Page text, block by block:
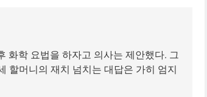
화학 요법을 하자고 의사는 제안했다. 그
할머니의 재치 넘치는 대답은 가히 엄지